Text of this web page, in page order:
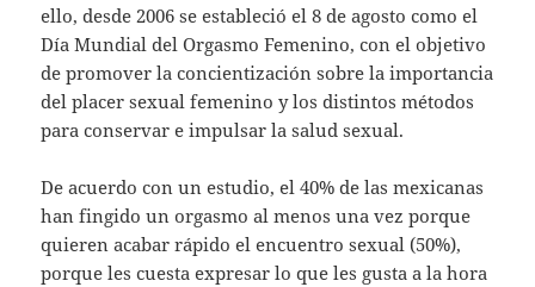
ello, desde 2006 se estableció el 8 de agosto como el
Día Mundial del Orgasmo Femenino, con el objetivo
de promover la concientización sobre la importancia
del placer sexual femenino y los distintos métodos
para conservar e impulsar la salud sexual.
De acuerdo con un estudio, el 40% de las mexicanas
han fingido un orgasmo al menos una vez porque
quieren acabar rápido el encuentro sexual (50%),
porque les cuesta expresar lo que les gusta a la hora